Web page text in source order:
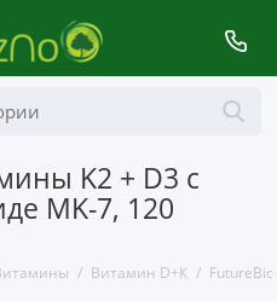
K2 + D3 с
MK-7, 120
Витамин D+К